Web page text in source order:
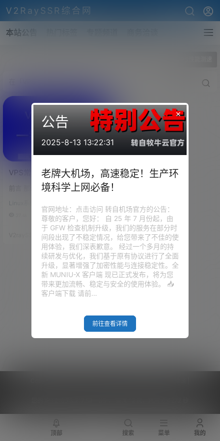
V2RaySSR综合网
本站公告
VPS常用性能测试代码，
VPS速度测试代码，VPS一
键测试代码（测速代码中文
版）
前言 那么波仔为大家搜寻了几组
测试的几组一键测速脚本，大家
可以分别跑一跑，看看自己的VP
S到底怎么样！ 写在前面的代码
下面的若干测试代码，若是不能
运行，提示wget什么的，请安装
wget和Curl软件包。不提示请跳
过此步骤！ Wget软件包安装
（选装） yum -y install wget #
#ContOS Yum 安装 wget apt-g
Linux系统设置
0
V2raySSR综合网 18年12月27日
×
公告
2025-8-13 13:22:31
老牌大机场，高速稳定！生产环
境科学上网必备！
官网地址：点击访问 转自机场官方的公告：
尊敬的客户，您好： 自 25 年 7 月份起，由
于 GFW 检查机制升级，我们的服务在部分时
间段出现了不稳定情况，给您带来了不佳的使
用体验，我们深表歉意。 经过一个多月的持
续研发与优化，我们基于原有协议进行了全面
升级，显著增强了加密性能与连接稳定性。全
新 MUNIU-X 客户端 现已正式发布，将为您
带来更加流畅、稳定与安全的使用体验。 📥
客户端下载 请前…
前往查看详情
顶部 搜索 菜单 我的